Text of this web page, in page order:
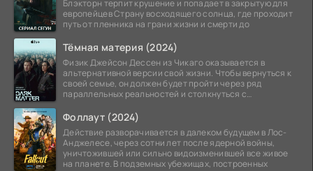
Блэкторн терпит крушение и попадает в закрытую для
европейцев Страну восходящего солнца, где проходит
путь от пленника на грани жизни и смерти до
Тёмная материя (2024)
Физик Джейсон Дессен из Чикаго оказывается в
альтернативной версии свой жизни. Чтобы вернуться к
своей семье, он должен будет пройти через ряд
параллельных реальностей и столкнуться с
Фоллаут (2024)
Действие разворачивается в далеком будущем в Лос-
Анджелесе, через сотни лет после ядерной войны,
уничтожившей или сильно видоизменившей все живое
на планете. В подземных убежищах, построенных